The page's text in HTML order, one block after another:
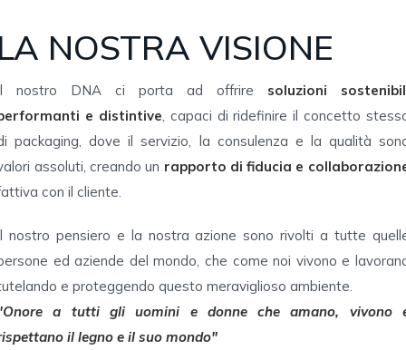
NOSTRA VISIONE
nostro DNA ci porta ad offrire soluzioni
e distintive, capaci di ridefinire il concetto
packaging, dove il servizio, la consulenza e la qualità
assoluti, creando un rapporto di fiducia e
con il cliente.
nostro pensiero e la nostra azione sono rivolti a tutte
ed aziende del mondo, che come noi vivono e
e proteggendo questo meraviglioso ambiente.
a tutti gli uomini e donne che amano, vivono
il legno e il suo mondo"